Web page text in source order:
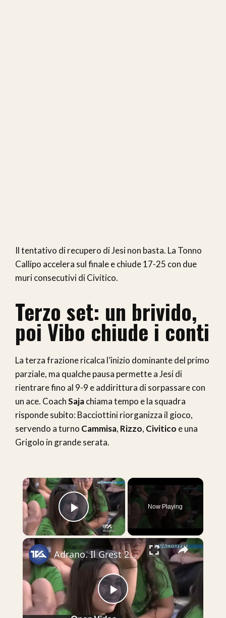
Il tentativo di recupero di Jesi non basta. La Tonno
Callipo accelera sul finale e chiude 17-25 con due
muri consecutivi di Civitico.
Terzo set: un brivido,
poi Vibo chiude i conti
La terza frazione ricalca l’inizio dominante del primo
parziale, ma qualche pausa permette a Jesi di
rientrare fino al 9-9 e addirittura di sorpassare con
un ace. CoachSajachiama tempo e la squadra
risponde subito: Bacciottini riorganizza il gioco,
servendo a turno Cammisa, Rizzo, Civitico e una
Grigolo in grande serata.
×
Play Video
Now Playing
×
Play
Adrano. Il Grest 2026 più numeroso. All’oratorio del Rosario in 450 partecipano alle gioiose attivit